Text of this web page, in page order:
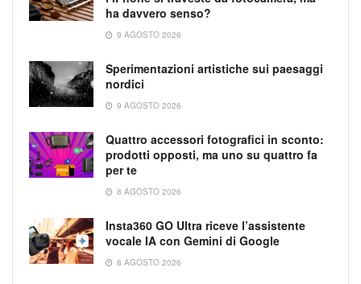
ha davvero senso?
9 AGOSTO 2026
Sperimentazioni artistiche sui paesaggi
nordici
9 AGOSTO 2026
Quattro accessori fotografici in sconto:
prodotti opposti, ma uno su quattro fa
per te
8 AGOSTO 2026
Insta360 GO Ultra riceve l’assistente
vocale IA con Gemini di Google
8 AGOSTO 2026